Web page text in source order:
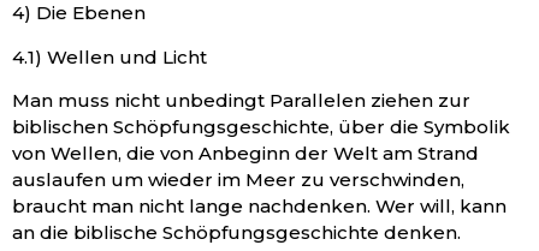
4) Die Ebenen
4.1) Wellen und Licht
Man muss nicht unbedingt Parallelen ziehen zur
biblischen Schöpfungsgeschichte, über die Symbolik
von Wellen, die von Anbeginn der Welt am Strand
auslaufen um wieder im Meer zu verschwinden,
braucht man nicht lange nachdenken. Wer will, kann
an die biblische Schöpfungsgeschichte denken.